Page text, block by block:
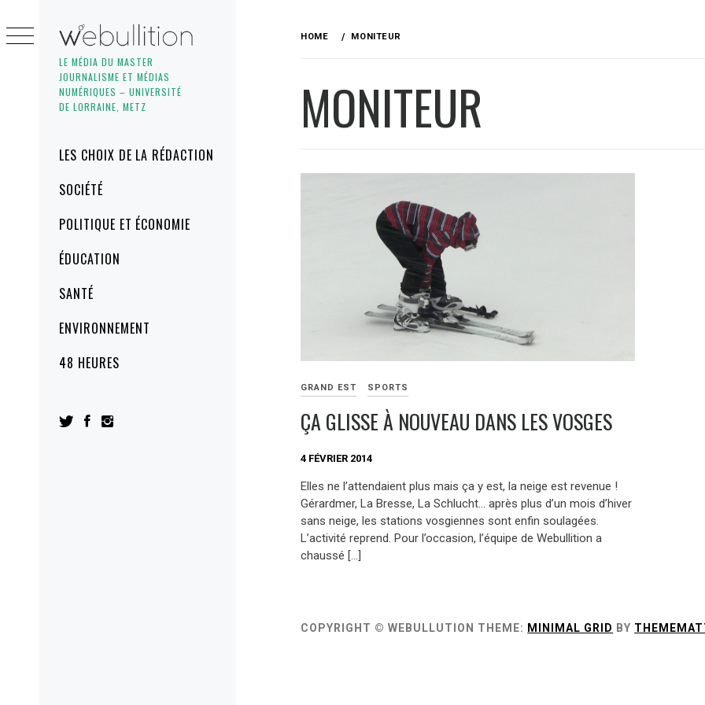
LE MÉDIA DU MASTER
JOURNALISME ET MÉDIAS
NUMÉRIQUES – UNIVERSITÉ
DE LORRAINE, METZ
MenuLES CHOIX DE LA RÉDACTION
SOCIÉTÉ
POLITIQUE ET ÉCONOMIE
ÉDUCATION
SANTÉ
ENVIRONNEMENT
48 HEURES
to
content
HOME MONITEUR
MONITEUR
GRAND EST SPORTS
ÇA GLISSE À NOUVEAU DANS LES VOSGES
4 FÉVRIER 2014
Elles ne l’attendaient plus mais ça y est, la neige est revenue !
Gérardmer, La Bresse, La Schlucht… après plus d’un mois d’hiver
sans neige, les stations vosgiennes sont enfin soulagées.
L’activité reprend. Pour l’occasion, l’équipe de Webullition a
chaussé […]
COPYRIGHT © WEBULLUTION THEME: MINIMAL GRID BY